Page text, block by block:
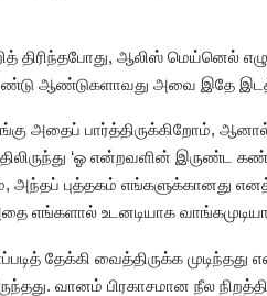
திரிந்தபோது, ஆலிஸ் மெய்னெல்
ஆண்டுகளாவது அவை இதே
அதைப் பார்த்திருக்கிறோம்,
‘ஓ என்றவளின் இருண்ட
அந்தப் புத்தகம் எங்களுக்கானது
எங்களால் உடனடியாக
தேக்கி வைத்திருக்க
வானம் பிரகாசமான நீல